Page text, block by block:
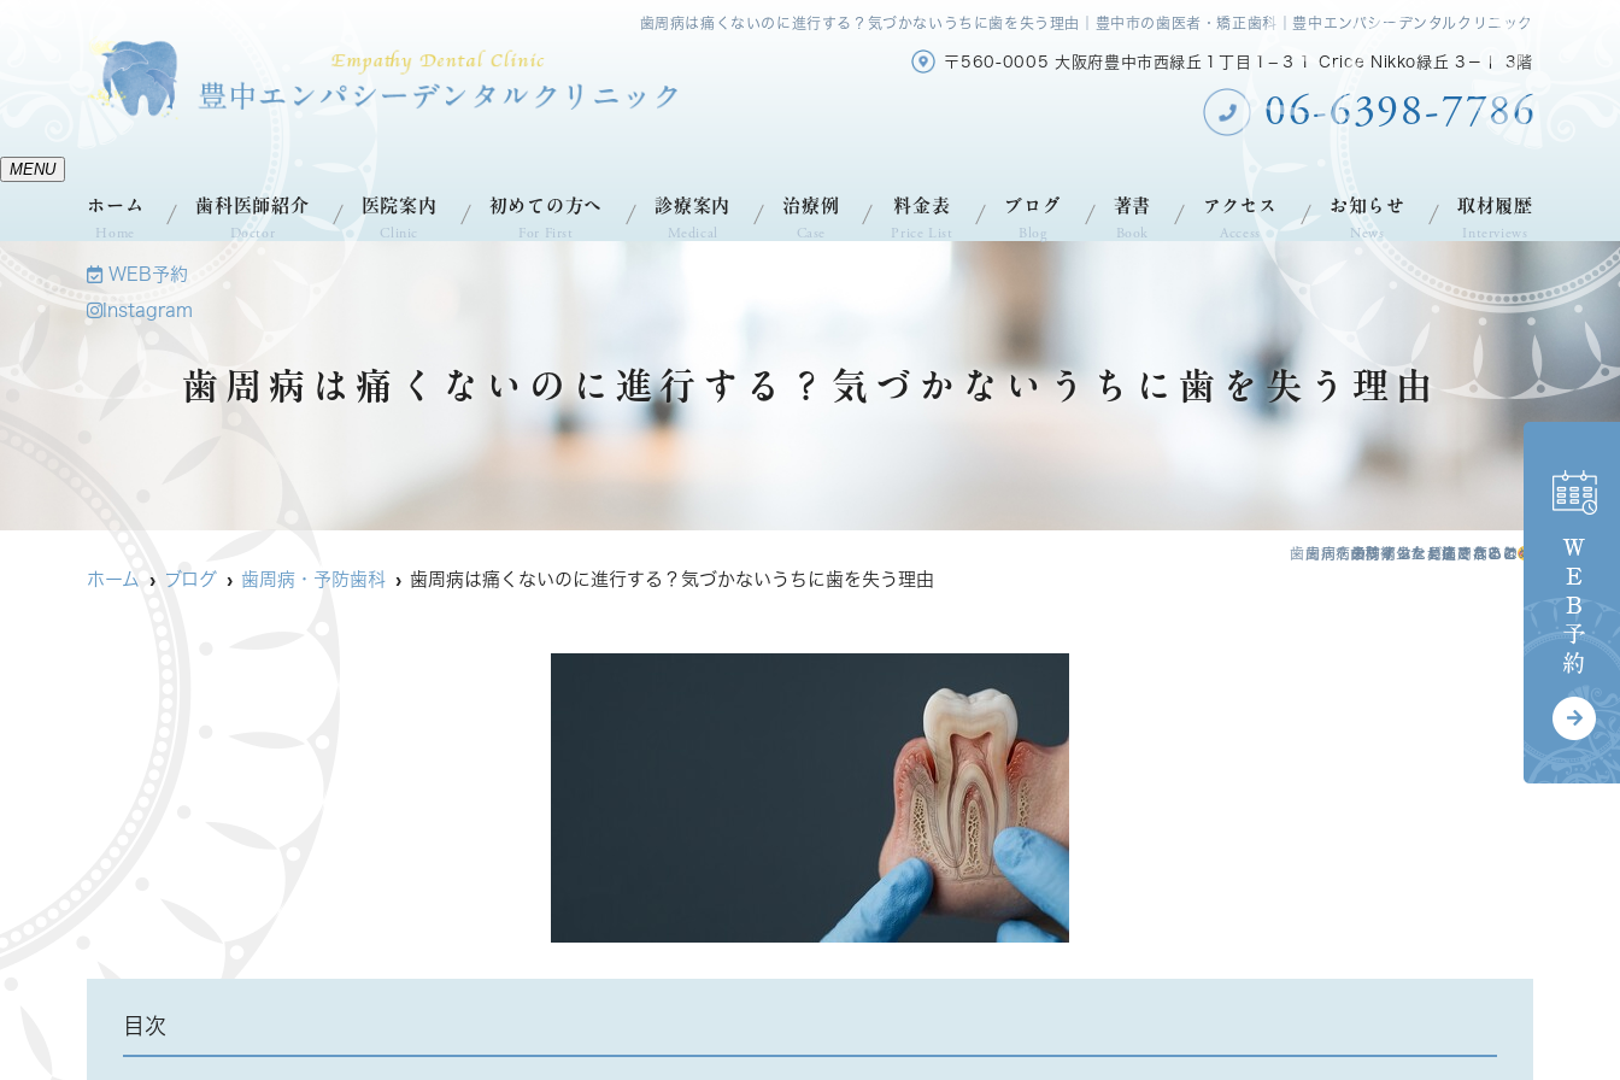
歯周病は痛くないのに進行する？気づかないうちに歯を失う理由｜豊中市の歯医者・矯正歯科｜豊中エンパシーデンタルクリニック
〒560-0005 大阪府豊中市西緑丘１丁目１−３１ Crice Nikko緑丘 3－Ⅰ 3階
06-6398-7786
MENU
ホーム
Home
歯科医師紹介
Doctor
医院案内
Clinic
初めての方へ
For First
診療案内
Medical
治療例
Case
料金表
Price List
ブログ
Blog
著書
Book
アクセス
Access
お知らせ
News
取材履歴
Interviews
WEB予約
Instagram
歯周病は痛くないのに進行する？気づかないうちに歯を失う理由
ホーム ブログ 歯周病・予防歯科 歯周病は痛くないのに進行する？気づかないうちに歯を失う理由
目次
歯周病とは？
歯周病はなぜ痛くないの？
歯周病のサインを見逃さないで！
歯周病を予防するためにできること
歯科衛生士よりひとこと
まとめ